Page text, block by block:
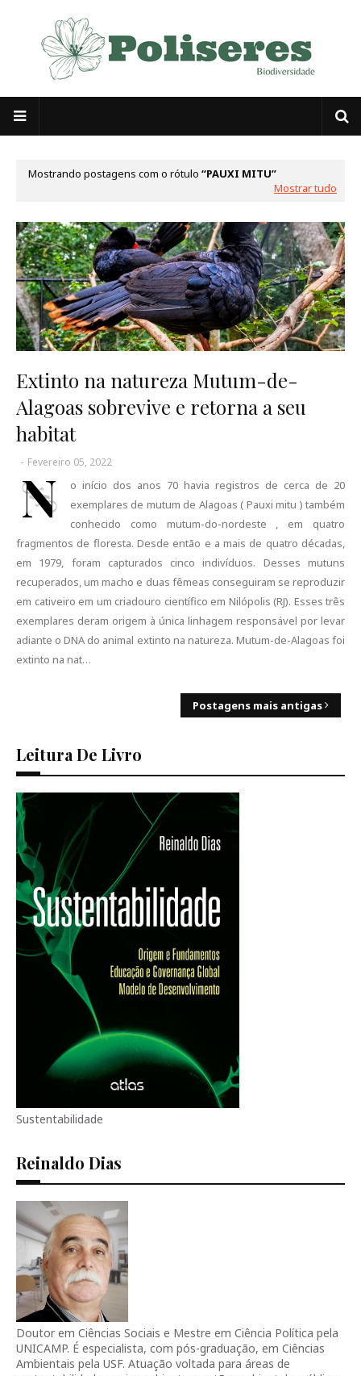
Mostrando postagens com o rótulo
PAUXI MITU
Mostrar tudo
Extinto na natureza Mutum-de-
Alagoas sobrevive e retorna a seu
habitat
- Fevereiro 05, 2022
N
o início dos anos 70 havia registros de cerca de 20
exemplares de mutum de Alagoas ( Pauxi mitu ) também
conhecido como mutum-do-nordeste , em quatro
fragmentos de floresta. Desde então e a mais de quatro décadas,
em 1979, foram capturados cinco indivíduos. Desses mutuns
recuperados, um macho e duas fêmeas conseguiram se reproduzir
em cativeiro em um criadouro científico em Nilópolis (RJ). Esses três
exemplares deram origem à única linhagem responsável por levar
adiante o DNA do animal extinto na natureza. Mutum-de-Alagoas foi
extinto na nat…
Postagens mais antigas
Leitura De Livro
Sustentabilidade
Reinaldo Dias
Doutor em Ciências Sociais e Mestre em Ciência Política pela
UNICAMP. É especialista, com pós-graduação, em Ciências
Ambientais pela USF. Atuação voltada para áreas de